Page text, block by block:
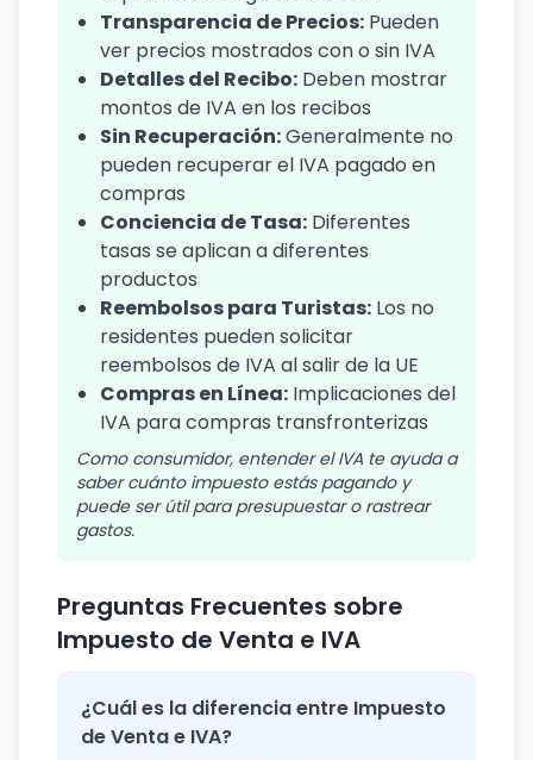
Transparencia de Precios: Pueden
ver precios mostrados con o sin IVA
Detalles del Recibo: Deben mostrar
montos de IVA en los recibos
Sin Recuperación:Generalmente no
pueden recuperar el IVA pagado en
compras
Conciencia de Tasa: Diferentes
tasas se aplican a diferentes
productos
Reembolsos para Turistas: Los no
residentes pueden solicitar
reembolsos de IVA al salir de la UE
Compras en Línea: Implicaciones del
IVA para compras transfronterizas
Como consumidor, entender el IVA te ayuda a
saber cuánto impuesto estás pagando y
puede ser útil para presupuestar o rastrear
gastos.
Preguntas Frecuentes sobre
Impuesto de Venta e IVA
¿Cuál es la diferencia entre Impuesto
de Venta e IVA?